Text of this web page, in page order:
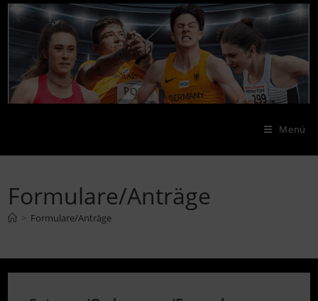
Zum
Menü
Formulare/Anträge
> Formulare/Anträge